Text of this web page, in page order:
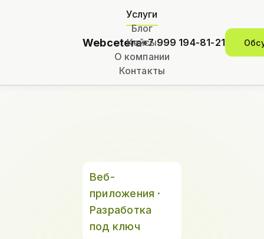
Webcetera
Услуги
Блог
Кейсы
О компании
Контакты
+7 999 194-81-21
Веб-
приложения ·
Разработка
под ключ